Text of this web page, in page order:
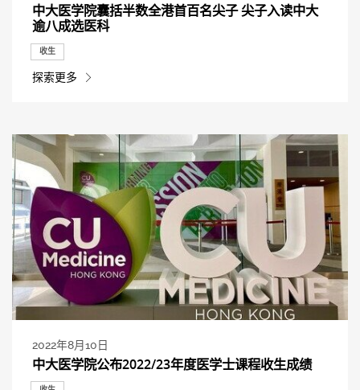
中大医学院囊括半数全港首百名尖子 尖子入读中大
逾八成选医科
收生
探索更多
2022年8月10日
中大医学院公布2022/23年度医学士课程收生成绩